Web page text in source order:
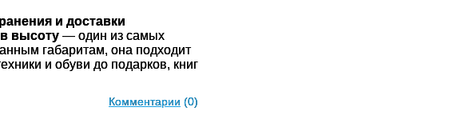
и доставки
высоту — один из самых
габаритам, она подходит
и обуви до подарков, книг
Комментарии (0)